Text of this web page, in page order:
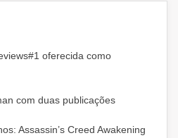
oferecida como
com duas publicações
Assassin’s Creed Awakening